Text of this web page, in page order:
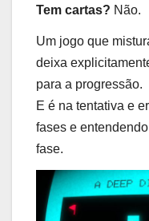
Tem cartas? Não.
Um jogo que
deixa
para a progressão.
E é na tentativa e
fases e
fase.